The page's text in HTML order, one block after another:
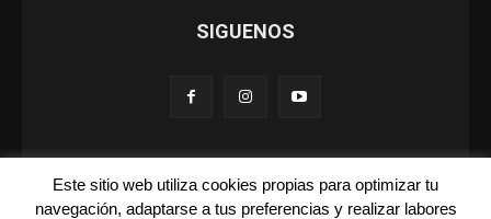
SIGUENOS
El Faro de Hellín 2025
Este sitio web utiliza cookies propias para optimizar tu
navegación, adaptarse a tus preferencias y realizar labores